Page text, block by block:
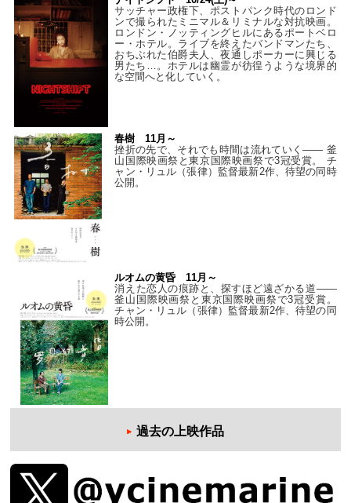
サッチャー政権下、ポストパンク時代のロンド
ンで撮られたミニマル＆リミナルな対抗映画。
ロンドン・ノッティングヒルにあるポートベロ
ー・ホテル。ライブを終えたバンドマンたち、
おちぶれた伯爵夫人、夜通しポーカーに興じる
男たち…。ホテルは幽霊が彷徨うような境界的
な空間へと化していく。
春樹 11月～
挫折の先で、それでも時間は流れていく—— 釜
山国際映画祭と東京国際映画祭で3冠受賞。 チ
ャン・リュル（張律）監督最新2作、待望の同時
公開。
ルオムの黄昏 11月～
消えた恋人の痕跡と、探すほど遠ざかる道——
釜山国際映画祭と東京国際映画祭で3冠受賞。
チャン・リュル（張律）監督最新2作、待望の同
時公開。
過去の上映作品